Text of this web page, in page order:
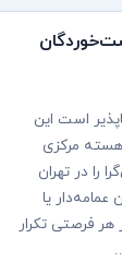
است این
هسته مرکزی
را در تهران
یا
هر فرصتی تکرار